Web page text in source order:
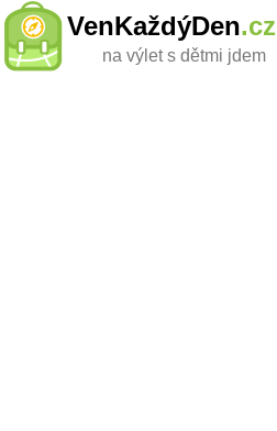
VenKaždýDen.cz
na výlet s dětmi jdem